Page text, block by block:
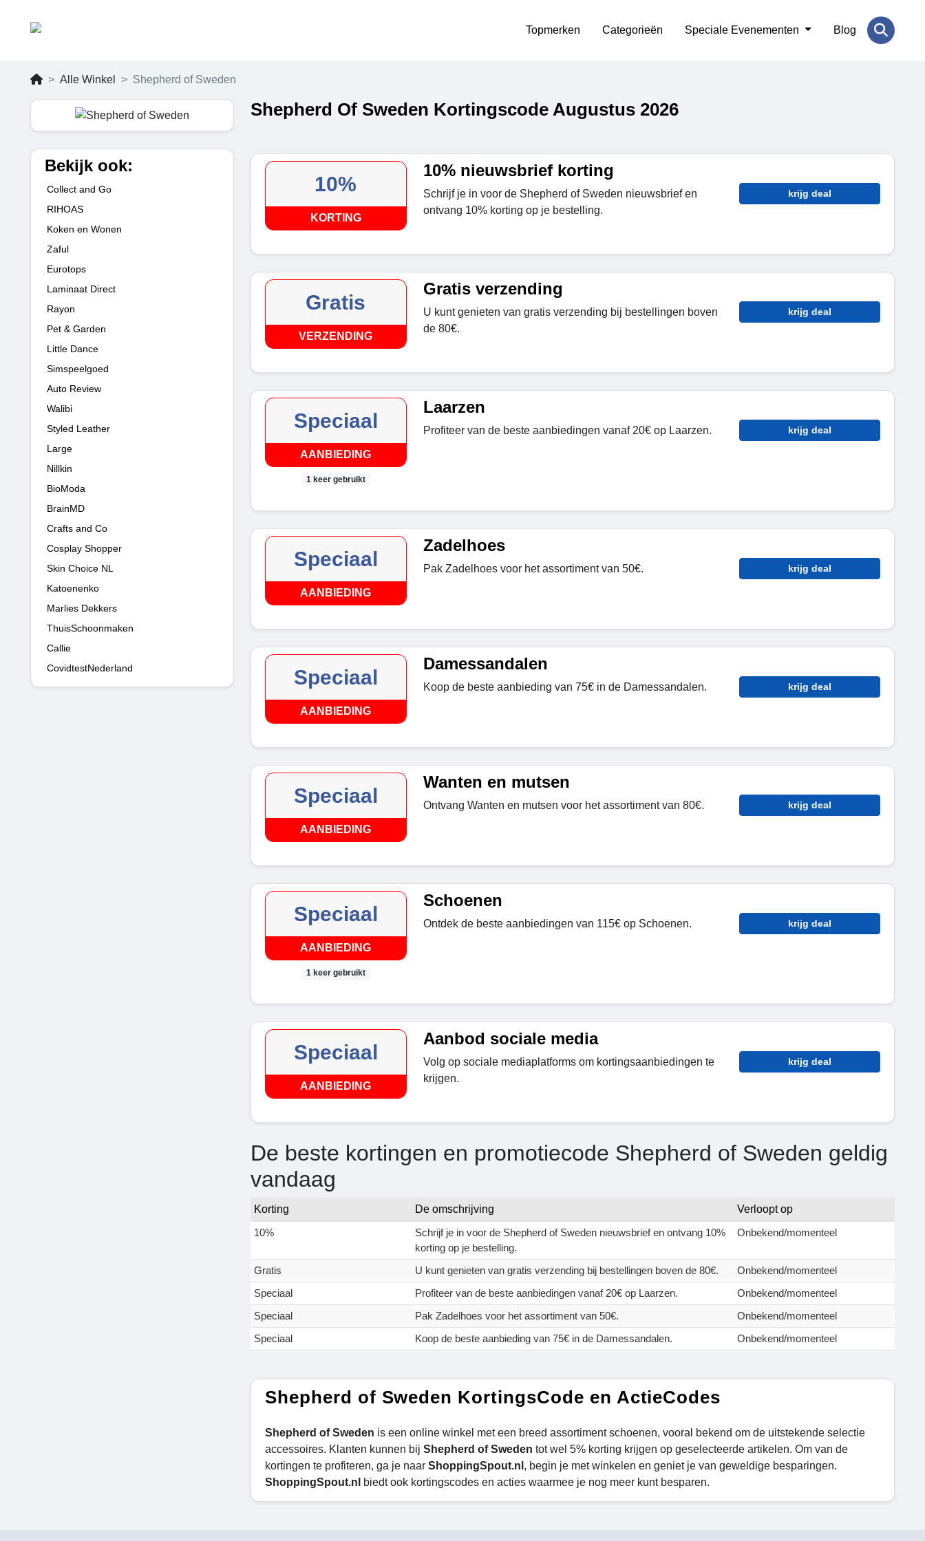
Topmerken Categorieën Speciale Evenementen Blog
Alle Winkel Shepherd of Sweden
Bekijk ook:
Collect and Go
RIHOAS
Koken en Wonen
Zaful
Eurotops
Laminaat Direct
Rayon
Pet & Garden
Little Dance
Simspeelgoed
Auto Review
Walibi
Styled Leather
Large
Nillkin
BioModa
BrainMD
Crafts and Co
Cosplay Shopper
Skin Choice NL
Katoenenko
Marlies Dekkers
ThuisSchoonmaken
Callie
CovidtestNederland
Shepherd Of Sweden Kortingscode Augustus 2026
10%
KORTING
10% nieuwsbrief korting
Schrijf je in voor de Shepherd of Sweden nieuwsbrief en
ontvang 10% korting op je bestelling.
krijg deal
Gratis
VERZENDING
Gratis verzending
U kunt genieten van gratis verzending bij bestellingen boven
de 80€.
krijg deal
Speciaal
AANBIEDING
1 keer gebruikt
Laarzen
Profiteer van de beste aanbiedingen vanaf 20€ op Laarzen. krijg deal
Speciaal
AANBIEDING
Zadelhoes
Pak Zadelhoes voor het assortiment van 50€. krijg deal
Speciaal
AANBIEDING
Damessandalen
Koop de beste aanbieding van 75€ in de Damessandalen. krijg deal
Speciaal
AANBIEDING
Wanten en mutsen
Ontvang Wanten en mutsen voor het assortiment van 80€. krijg deal
Speciaal
AANBIEDING
1 keer gebruikt
Schoenen
Ontdek de beste aanbiedingen van 115€ op Schoenen. krijg deal
Speciaal
AANBIEDING
Aanbod sociale media
Volg op sociale mediaplatforms om kortingsaanbiedingen te
krijgen.
krijg deal
De beste kortingen en promotiecode Shepherd of Sweden geldig
vandaag
Korting De omschrijving
Verloopt op
10%
Schrijf je in voor de Shepherd of Sweden nieuwsbrief en ontvang 10%
korting op je bestelling.
Onbekend/momenteel
Gratis U kunt genieten van gratis verzending bij bestellingen boven de 80€.
Onbekend/momenteel
Speciaal
Profiteer van de beste aanbiedingen vanaf 20€ op Laarzen.
Onbekend/momenteel
Speciaal
Pak Zadelhoes voor het assortiment van 50€.
Onbekend/momenteel
Speciaal
Koop de beste aanbieding van 75€ in de Damessandalen. Onbekend/momenteel
Shepherd of Sweden KortingsCode en ActieCodes
Shepherd of Sweden is een online winkel met een breed assortiment schoenen, vooral bekend om de uitstekende selectie
accessoires. Klanten kunnen bij Shepherd of Sweden tot wel 5% korting krijgen op geselecteerde artikelen. Om van de
kortingen te profiteren, ga je naar ShoppingSpout.nl , begin je met winkelen en geniet je van geweldige besparingen.
ShoppingSpout.nl
biedt ook kortingscodes en acties waarmee je nog meer kunt besparen.